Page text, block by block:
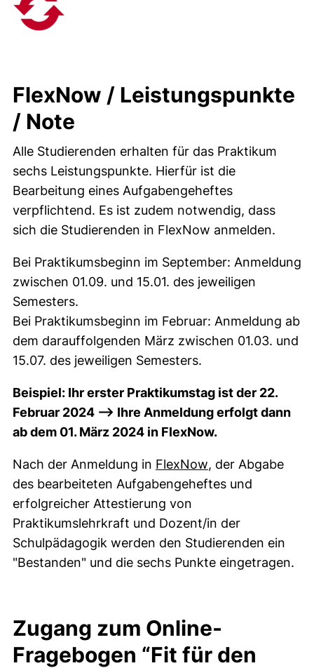
FlexNow / Leistungspunkte
/ Note
Alle Studierenden erhalten für das Praktikum
sechs Leistungspunkte. Hierfür ist die
Bearbeitung eines Aufgabengeheftes
verpflichtend. Es ist zudem notwendig, dass
sich die Studierenden in FlexNow anmelden.
Bei Praktikumsbeginn im September: Anmeldung
zwischen 01.09. und 15.01. des jeweiligen
Semesters.
Bei Praktikumsbeginn im Februar: Anmeldung ab
dem darauffolgenden März zwischen 01.03. und
15.07. des jeweiligen Semesters.
Beispiel: Ihr erster Praktikumstag ist der 22.
Februar 2024 --> Ihre Anmeldung erfolgt dann
ab dem 01. März 2024 in FlexNow.
Nach der Anmeldung in FlexNow (externer Link,
, der Abgabe
des bearbeiteten Aufgabengeheftes und
erfolgreicher Attestierung von
Praktikumslehrkraft und Dozent/in der
Schulpädagogik werden den Studierenden ein
"Bestanden" und die sechs Punkte eingetragen.
Zugang zum Online-
Fragebogen “Fit für den